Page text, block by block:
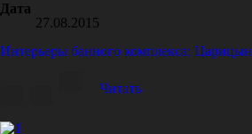
Дата
27.08.2015
Интерьеры банного комплекса:
Читать